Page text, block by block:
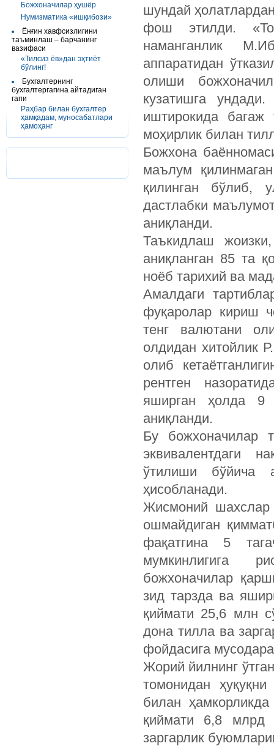
Божхоначилар ҳушёр
Нумизматика «ишқибози»
Ёнғин хавфсизлигини
таъминлаш – барчанинг
вазифаси
«Тилсиз ёв»дан эҳтиёт
бўлинг!
Бухгалтернинг
бухгалтергагина айтадиган
гапи
Раҳбар билан бухгалтер
ҳамқадам, муносабатлари
ҳамоҳанг
шундай
фош этилди.
наманганлик
аппаратидан
олиши
кузатишга
иштирокида багаж
моҳирлик билан
Божхона
маълум
қилинган бўлиб,
дастлабки
аниқланди.
Таъкидлаш
аниқланган 85 та
ноёб тарихий ва
Амалдаги
фуқаролар кириш
тенг валютани
олдидан хитойлик
олиб
рентген
яширган ҳолда 9
аниқланди.
Бу божхоначилар
эквивалентдаги
ўтилиши бўйича
ҳисобланади.
Жисмоний шахслар
ошмайдиган
фақатгина 5
мумкинлигига
божхоначилар
зид тарзда ва
қиймати 25,6 млн
дона тилла ва
фойдасига
Жорий йилнинг
томонидан
билан
қиймати 6,8 млрд
заргарлик